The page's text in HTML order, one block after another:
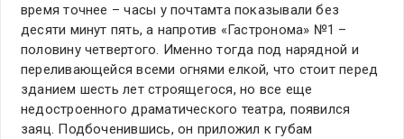
время точнее – часы у почтамта показывали без
десяти минут пять, а напротив «Гастронома» №1 –
половину четвертого. Именно тогда под нарядной и
переливающейся всеми огнями елкой, что стоит перед
зданием шесть лет строящегося, но все еще
недостроенного драматического театра, появился
заяц. Подбоченившись, он приложил к губам